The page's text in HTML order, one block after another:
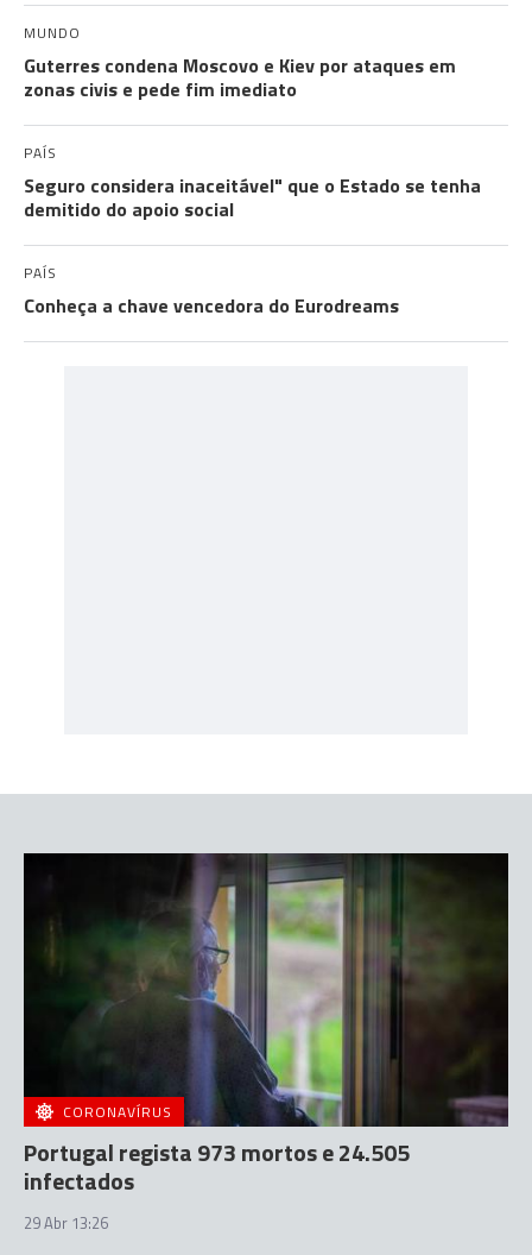
MUNDO
Guterres condena Moscovo e Kiev por ataques em
zonas civis e pede fim imediato
PAÍS
Seguro considera inaceitável" que o Estado se tenha
demitido do apoio social
PAÍS
Conheça a chave vencedora do Eurodreams
CORONAVÍRUS
Portugal regista 973 mortos e 24.505
infectados
29 Abr 13:26